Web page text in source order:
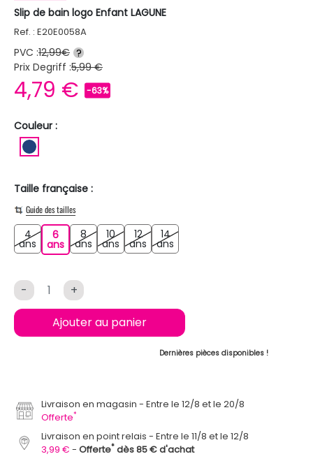
Slip de bain logo Enfant LAGUNE
Ref. : E20E0058A
PVC :12,99€ ?
Prix Degriff :5,99 €
4,79 € -63%
Couleur :
Taille française :
Guide des tailles
4
ans 4 ans
6
ans6 ans
8
ans 8 ans
10
ans 10 ans
12
ans 12 ans
14
ans
- +
Ajouter au panier
Dernières pièces disponibles !
Livraison en magasin
Entre le 12/8 et le 20/8
Offerte*
Livraison en point relais
Entre le 11/8 et le 12/8
3,99 €
Offerte* dès 85 € d'achat